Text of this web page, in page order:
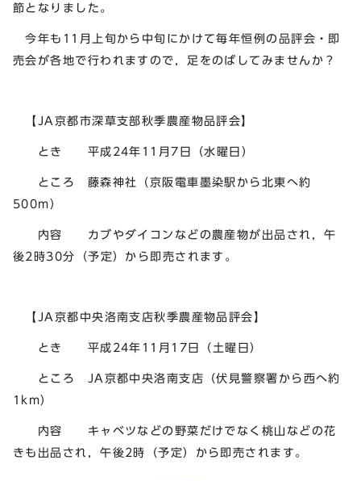
節となりました。
今年も11月上旬から中旬にかけて毎年恒例の品評会・即
売会が各地で行われますので，足をのばしてみませんか？
【JA京都市深草支部秋季農産物品評会】
とき 平成24年11月7日（水曜日）
ところ 藤森神社（京阪電車墨染駅から北東へ約
500m）
内容 カブやダイコンなどの農産物が出品され，午
後2時30分（予定）から即売されます。
【JA京都中央洛南支店秋季農産物品評会】
とき 平成24年11月17日（土曜日）
ところ JA京都中央洛南支店（伏見警察署から西へ約
1km）
内容 キャベツなどの野菜だけでなく桃山などの花
きも出品され，午後2時（予定）から即売されます。